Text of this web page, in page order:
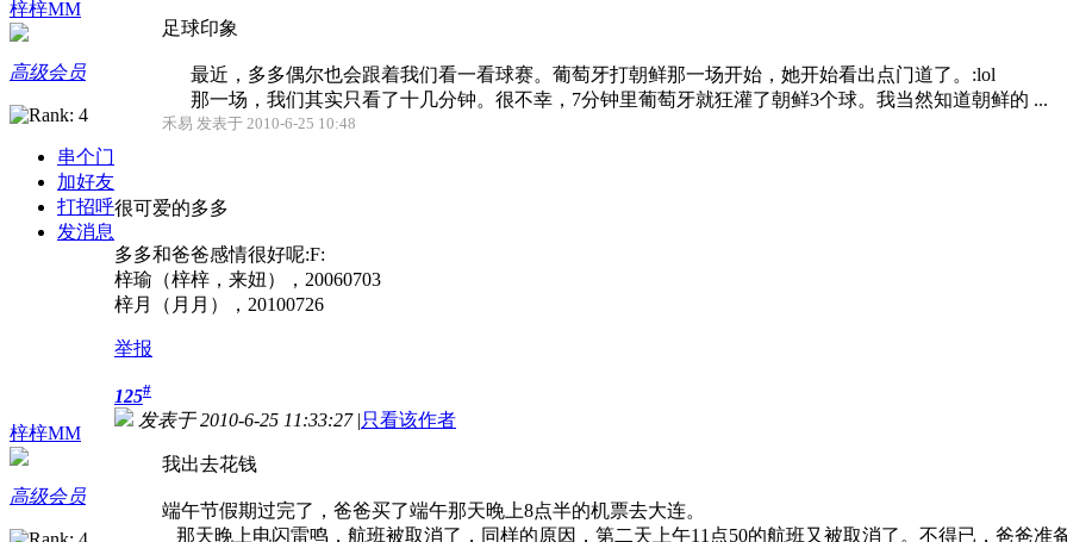
梓梓MM
高级会员
串个门
加好友
打招呼
发消息
足球印象
最近，多多偶尔也会跟着我们看一看球赛。葡萄牙打朝鲜那一场开始，她开始看出点门道了。:lol
那一场，我们其实只看了十几分钟。很不幸，7分钟里葡萄牙就狂灌了朝鲜3个球。我当然知道朝鲜的 ...
禾易 发表于 2010-6-25 10:48
很可爱的多多
多多和爸爸感情很好呢:F:
梓瑜（梓梓，来妞），20060703
梓月（月月），20100726
举报
梓梓MM
高级会员
125#
发表于 2010-6-25 11:33:27 |只看该作者
我出去花钱
端午节假期过完了，爸爸买了端午那天晚上8点半的机票去大连。
那天晚上电闪雷鸣，航班被取消了，同样的原因，第二天上午11点50的航班又被取消了。不得已，爸爸准